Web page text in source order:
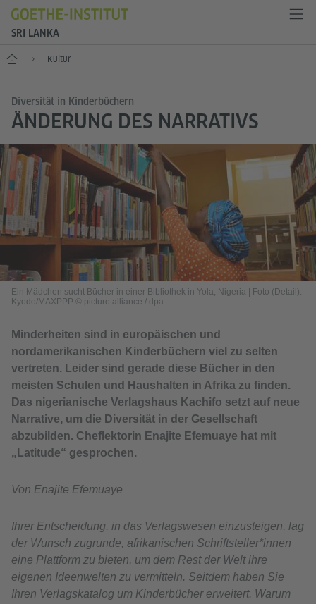
SRI LANKA
Start Kultur
Diversität in Kinderbüchern
ÄNDERUNG DES NARRATIVS
Ein Mädchen sucht Bücher in einer Bibliothek in Yola, Nigeria
Foto (Detail):
Kyodo/MAXPPP © picture alliance / dpa
Minderheiten sind in europäischen und
nordamerikanischen Kinderbüchern viel zu selten
vertreten. Leider sind gerade diese Bücher in den
meisten Schulen und Haushalten in Afrika zu finden.
Das nigerianische Verlagshaus Kachifo setzt auf neue
Narrative, um die Diversität in der Gesellschaft
abzubilden. Cheflektorin Enajite Efemuaye hat mit
„Latitude“ gesprochen.
Von Enajite Efemuaye
Ihrer Entscheidung, in das Verlagswesen einzusteigen, lag
der Wunsch zugrunde, afrikanischen Schriftsteller*innen
eine Plattform zu bieten, um dem Rest der Welt ihre
eigenen Ideenwelten zu vermitteln. Seitdem haben Sie
Ihren Verlagskatalog um Kinderbücher erweitert. Warum